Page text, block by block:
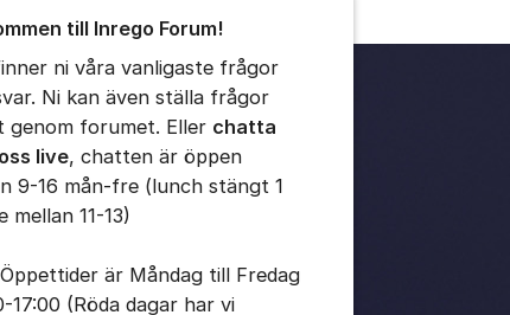
för inlägg/kommentar
till Inrego Forum!
ni våra vanligaste frågor
Ni kan även ställa frågor
genom forumet. Eller chatta
live, chatten är öppen
9-16 mån-fre (lunch stängt 1
mellan 11-13)
är Måndag till Fredag
17:00 (Röda dagar har vi